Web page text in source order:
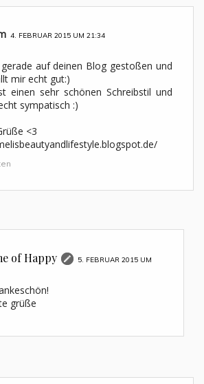
4. FEBRUAR 2015 UM 21:34
auf deinen Blog gestoßen und
mir echt gut:)
einen sehr schönen Schreibstil und
sympatisch :)
<3
of Happy
5. FEBRUAR 2015 UM
grüße